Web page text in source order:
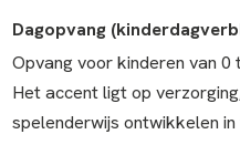
Dagopvang
Opvang voor kinderen van
Het accent ligt op
spelenderwijs ontwikkelen